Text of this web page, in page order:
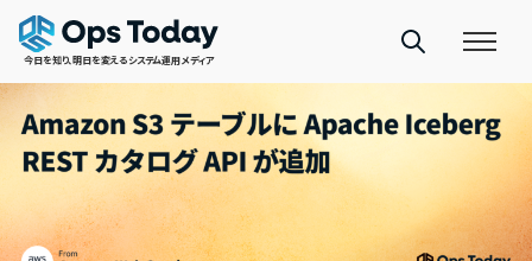
今日を知り、明日を変えるシステム運用メディア